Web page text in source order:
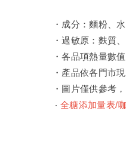
・成分：麵粉、
・過敏原：麩質
・各品項熱量數
・產品依各門市
・圖片僅供參考
‧全糖添加量表/